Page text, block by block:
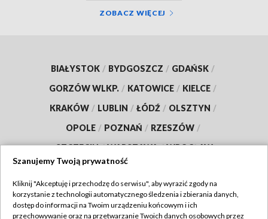
ZOBACZ WIĘCEJ
BIAŁYSTOK / BYDGOSZCZ / GDAŃSK /
GORZÓW WLKP. / KATOWICE / KIELCE /
KRAKÓW / LUBLIN / ŁÓDŹ / OLSZTYN /
OPOLE / POZNAŃ / RZESZÓW /
SZCZECIN / WARSZAWA / WROCŁAW
Dołącz do nas:
Szanujemy Twoją prywatność
Kliknij "Akceptuję i przechodzę do serwisu", aby wyrazić zgody na
korzystanie z technologii automatycznego śledzenia i zbierania danych,
dostęp do informacji na Twoim urządzeniu końcowym i ich
przechowywanie oraz na przetwarzanie Twoich danych osobowych przez